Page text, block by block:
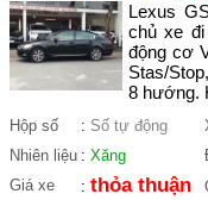
Lexus
chủ xe
động cơ
Stas/
8 hướng.
Hộp số : Số tự động
Nhiên liệu : Xăng
Giá xe
: thỏa thuận